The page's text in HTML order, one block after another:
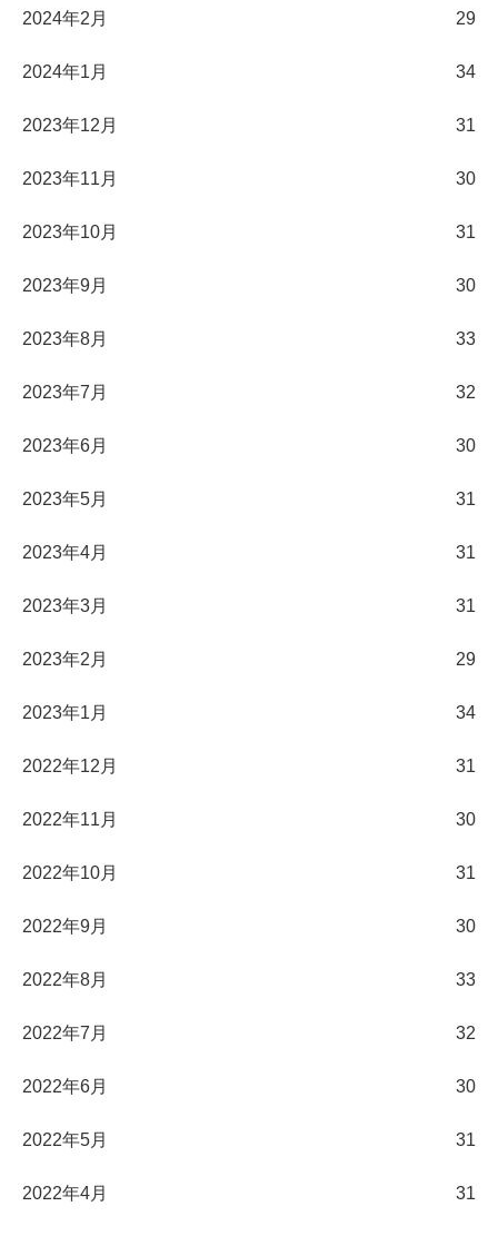
2024年2月 29
2024年1月 34
2023年12月 31
2023年11月 30
2023年10月 31
2023年9月 30
2023年8月 33
2023年7月 32
2023年6月 30
2023年5月 31
2023年4月 31
2023年3月 31
2023年2月 29
2023年1月 34
2022年12月 31
2022年11月 30
2022年10月 31
2022年9月 30
2022年8月 33
2022年7月 32
2022年6月 30
2022年5月 31
2022年4月 31